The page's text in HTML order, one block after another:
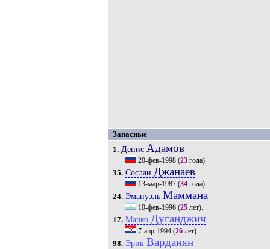
Запасные
1. Денис Адамов
20-фев-1998(23года).
35. Сослан Джанаев
13-мар-1987(34года).
24. Эмануэль Маммана
10-фев-1996(25лет).
17. Марко Дуганджич
7-апр-1994(26лет).
98. Эрик Варданян